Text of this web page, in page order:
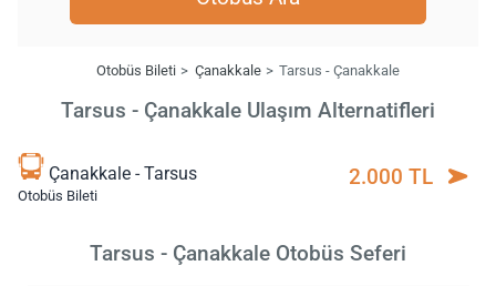
Otobüs Bileti Çanakkale Tarsus - Çanakkale
Tarsus - Çanakkale Ulaşım Alternatifleri
Çanakkale - Tarsus
Otobüs Bileti
2.000 TL
Tarsus - Çanakkale Otobüs Seferi